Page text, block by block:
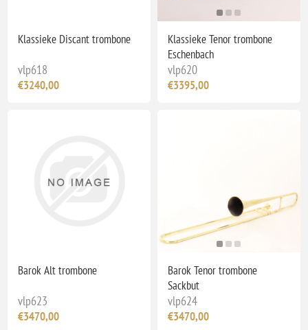
Klassieke Discant trombone
vlp618
€3240,00
Klassieke Tenor trombone
Eschenbach
vlp620
€3395,00
Barok Alt trombone
vlp623
€3470,00
Barok Tenor trombone
Sackbut
vlp624
€3470,00